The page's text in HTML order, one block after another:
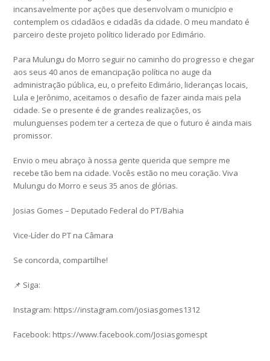
incansavelmente por ações que desenvolvam o município e
contemplem os cidadãos e cidadãs da cidade. O meu mandato é
parceiro deste projeto político liderado por Edimário.
Para Mulungu do Morro seguir no caminho do progresso e chegar
aos seus 40 anos de emancipação política no auge da
administração pública, eu, o prefeito Edimário, lideranças locais,
Lula e Jerônimo, aceitamos o desafio de fazer ainda mais pela
cidade. Se o presente é de grandes realizações, os
mulunguenses podem ter a certeza de que o futuro é ainda mais
promissor.
Envio o meu abraço à nossa gente querida que sempre me
recebe tão bem na cidade. Vocês estão no meu coração. Viva
Mulungu do Morro e seus 35 anos de glórias.
Josias Gomes – Deputado Federal do PT/Bahia
Vice-Líder do PT na Câmara
Se concorda, compartilhe!
📌 Siga:
Instagram: https://instagram.com/josiasgomes1312
Facebook: https://www.facebook.com/Josiasgomespt